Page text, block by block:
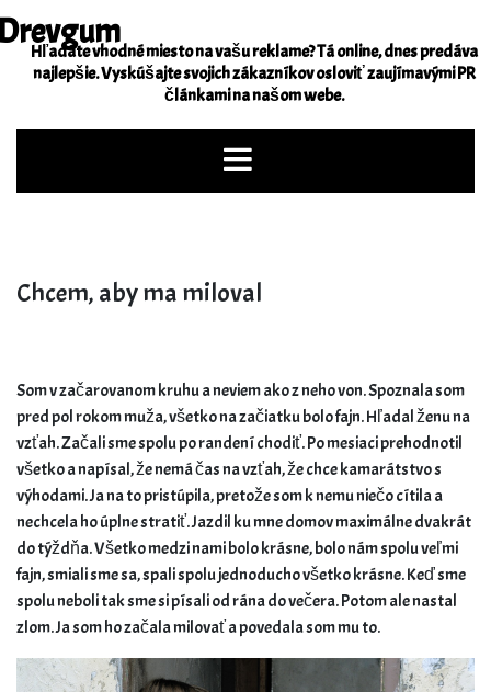
Skip
to
content
Hľadáte vhodné miesto na vašu reklame? Tá online, dnes predáva
najlepšie. Vyskúšajte svojich zákazníkov osloviť zaujímavými PR
článkami na našom webe.
Chcem, aby ma miloval
Som v začarovanom kruhu a neviem ako z neho von. Spoznala som
pred pol rokom muža, všetko na začiatku bolo fajn. Hľadal ženu na
vzťah. Začali sme spolu po randení chodiť. Po mesiaci prehodnotil
všetko a napísal, že nemá čas na vzťah, že chce kamarátstvo s
výhodami. Ja na to pristúpila, pretože som k nemu niečo cítila a
nechcela ho úplne stratiť. Jazdil ku mne domov maximálne dvakrát
do týždňa. Všetko medzi nami bolo krásne, bolo nám spolu veľmi
fajn, smiali sme sa, spali spolu jednoducho všetko krásne. Keď sme
spolu neboli tak sme si písali od rána do večera. Potom ale nastal
zlom. Ja som ho začala milovať a povedala som mu to.